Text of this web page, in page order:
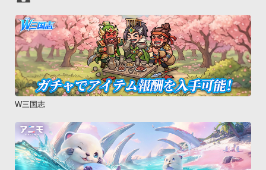
W三国志